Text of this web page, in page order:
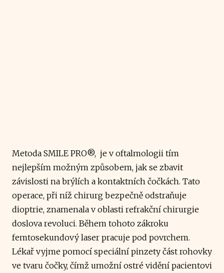
Metoda SMILE PRO®, je v oftalmologii tím
nejlepším možným způsobem, jak se zbavit
závislosti na brýlích a kontaktních čočkách. Tato
operace, při níž chirurg bezpečně odstraňuje
dioptrie, znamenala v oblasti refrakční chirurgie
doslova revoluci. Během tohoto zákroku
femtosekundový laser pracuje pod povrchem.
Lékař vyjme pomocí speciální pinzety část rohovky
ve tvaru čočky, čímž umožní ostré vidění pacientovi